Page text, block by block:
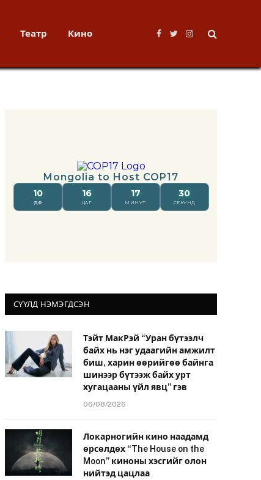
Театр Кино
Facebook
TwitterInstagram
СҮҮЛД НЭМЭГДСЭН
Тэйт МакРэй “Уран бүтээлч
байх нь нэг удаагийн амжилт
биш, харин өөрийгөө байнга
шинээр бүтээж байх урт
хугацааны үйл явц” гэв
06/08/2026
Локарногийн кино наадамд
өрсөлдөх “The House on the
Moon” киноны хэсгийг олон
нийтэд цацлаа